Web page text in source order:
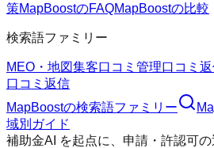
策MapBoostのFAQMapBoostの比較
検索語ファミリー
MEO・地図集客口コミ管理口コミ
口コミ返信
MapBoostの検索語ファミリー
域別ガイド
補助金AI
を起点に、 申請・許認可